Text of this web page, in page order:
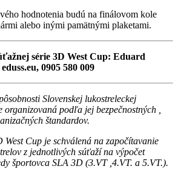
hodnotenia budú na finálovom kole
alebo inými pamätnými plaketami.
série 3D West Cup: Eduard
0905 580 009
Slovenskej lukostreleckej
podľa jej bezpečnostných ,
štandardov.
West Cup je schválená na započítavanie
z jednotlivých súťaží na výpočet
športovca SLA 3D (3.VT ,4.VT. a 5.VT.).